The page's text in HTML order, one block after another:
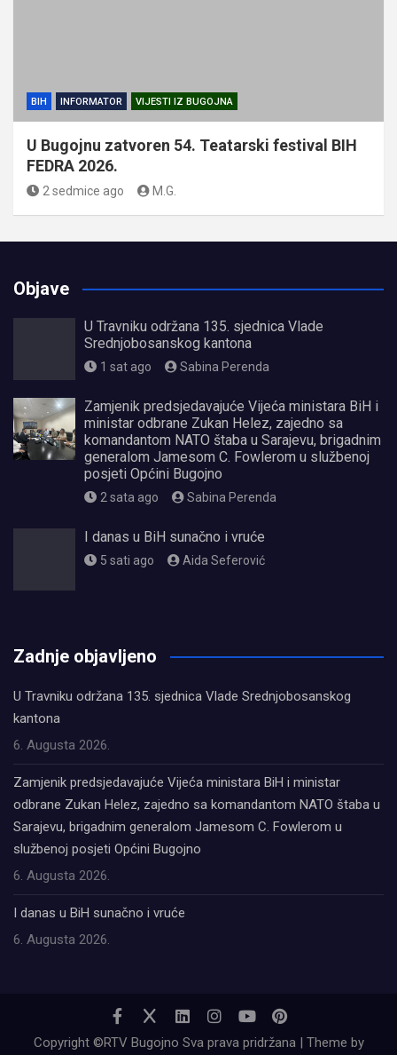
BIH INFORMATOR VIJESTI IZ BUGOJNA
U Bugojnu zatvoren 54. Teatarski festival BIH
FEDRA 2026.
2 sedmice ago M.G.
Objave
U Travniku održana 135. sjednica Vlade
Srednjobosanskog kantona
1 sat ago Sabina Perenda
Zamjenik predsjedavajuće Vijeća ministara BiH i
ministar odbrane Zukan Helez, zajedno sa
komandantom NATO štaba u Sarajevu, brigadnim
generalom Jamesom C. Fowlerom u službenoj
posjeti Općini Bugojno
2 sata ago Sabina Perenda
I danas u BiH sunačno i vruće
5 sati ago Aida Seferović
Zadnje objavljeno
U Travniku održana 135. sjednica Vlade Srednjobosanskog
kantona
6. Augusta 2026.
Zamjenik predsjedavajuće Vijeća ministara BiH i ministar
odbrane Zukan Helez, zajedno sa komandantom NATO štaba u
Sarajevu, brigadnim generalom Jamesom C. Fowlerom u
službenoj posjeti Općini Bugojno
6. Augusta 2026.
I danas u BiH sunačno i vruće
6. Augusta 2026.
Copyright ©RTV Bugojno Sva prava pridržana | Theme by